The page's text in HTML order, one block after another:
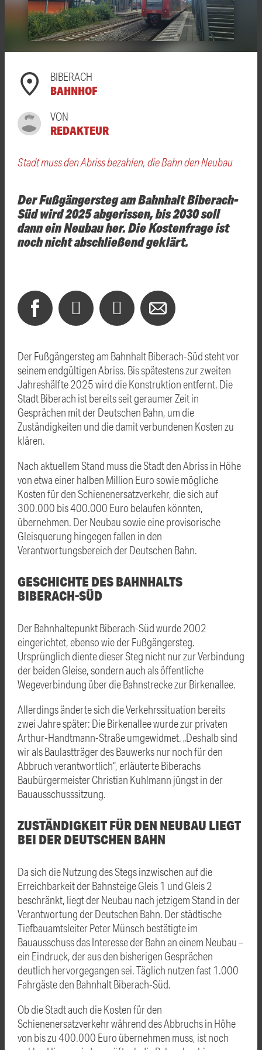
BIBERACH
BAHNHOF
VON
REDAKTEUR
Stadt muss den Abriss bezahlen, die Bahn den Neubau
Der Fußgängersteg am Bahnhalt Biberach-
Süd wird 2025 abgerissen, bis 2030 soll
dann ein Neubau her. Die Kostenfrage ist
noch nicht abschließend geklärt.
Der Fußgängersteg am Bahnhalt Biberach-Süd steht vor
seinem endgültigen Abriss. Bis spätestens zur zweiten
Jahreshälfte 2025 wird die Konstruktion entfernt. Die
Stadt Biberach ist bereits seit geraumer Zeit in
Gesprächen mit der Deutschen Bahn, um die
Zuständigkeiten und die damit verbundenen Kosten zu
klären.
Nach aktuellem Stand muss die Stadt den Abriss in Höhe
von etwa einer halben Million Euro sowie mögliche
Kosten für den Schienenersatzverkehr, die sich auf
300.000 bis 400.000 Euro belaufen könnten,
übernehmen. Der Neubau sowie eine provisorische
Gleisquerung hingegen fallen in den
Verantwortungsbereich der Deutschen Bahn.
GESCHICHTE DES BAHNHALTS
BIBERACH-SÜD
Der Bahnhaltepunkt Biberach-Süd wurde 2002
eingerichtet, ebenso wie der Fußgängersteg.
Ursprünglich diente dieser Steg nicht nur zur Verbindung
der beiden Gleise, sondern auch als öffentliche
Wegeverbindung über die Bahnstrecke zur Birkenallee.
Allerdings änderte sich die Verkehrssituation bereits
zwei Jahre später: Die Birkenallee wurde zur privaten
Arthur-Handtmann-Straße umgewidmet. „Deshalb sind
wir als Baulastträger des Bauwerks nur noch für den
Abbruch verantwortlich“, erläuterte Biberachs
Baubürgermeister Christian Kuhlmann jüngst in der
Bauausschusssitzung.
ZUSTÄNDIGKEIT FÜR DEN NEUBAU LIEGT
BEI DER DEUTSCHEN BAHN
Da sich die Nutzung des Stegs inzwischen auf die
Erreichbarkeit der Bahnsteige Gleis 1 und Gleis 2
beschränkt, liegt der Neubau nach jetzigem Stand in der
Verantwortung der Deutschen Bahn. Der städtische
Tiefbauamtsleiter Peter Münsch bestätigte im
Bauausschuss das Interesse der Bahn an einem Neubau –
ein Eindruck, der aus den bisherigen Gesprächen
deutlich hervorgegangen sei. Täglich nutzen fast 1.000
Fahrgäste den Bahnhalt Biberach-Süd.
Ob die Stadt auch die Kosten für den
Schienenersatzverkehr während des Abbruchs in Höhe
von bis zu 400.000 Euro übernehmen muss, ist noch